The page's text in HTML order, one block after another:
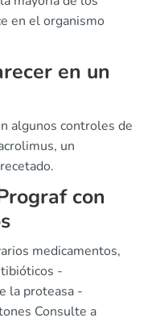
en el organismo
en un
algunos controles de
un
con
medicamentos,
-
la proteasa -
Consulte a